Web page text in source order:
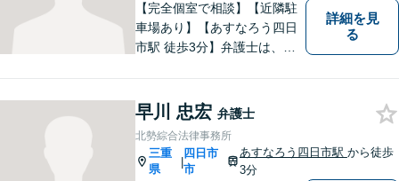
【完全個室で相談】【近隣駐
車場あり】【あすなろう四日
市駅 徒歩3分】弁護士は、依
でも聞いてください。 問題解
決に向かって一緒に頑張りま
しょう。
詳細を見
る
早川 忠宏 弁護士
北勢綜合法律事務所
三重
県
|
四日市
市
あすなろう四日市駅 から徒歩
3分